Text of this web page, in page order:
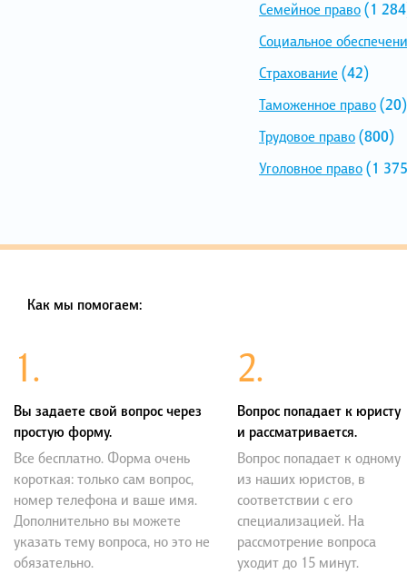
Семейное право(1
Социальное
Страхование (42)
Таможенное право(20)
Трудовое право(800)
Уголовное право(1
Как мы помогаем:
1.
Вы задаете свой вопрос через
простую форму.
Все бесплатно. Форма очень
короткая: только сам вопрос,
номер телефона и ваше имя.
Дополнительно вы можете
указать тему вопроса, но это не
обязательно.
2.
Вопрос попадает к юристу
и рассматривается.
Вопрос попадает к одному
из наших юристов, в
соответствии с его
специализацией. На
рассмотрение вопроса
уходит до 15 минут.